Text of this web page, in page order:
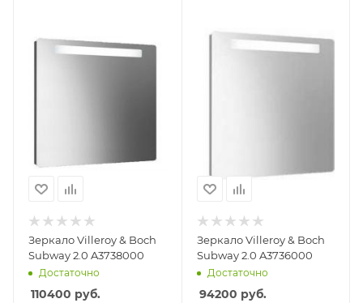
Зеркало Villeroy & Boch
Subway 2.0 A3738000
Достаточно
110400 руб.
Зеркало Villeroy & Boch
Subway 2.0 A3736000
Достаточно
94200 руб.